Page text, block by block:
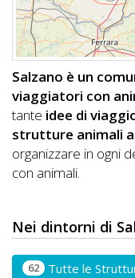
INFO
A
DOG
CHIEDI
CODICE
SCONTO
Video
Tutorial
Salzano è un
viaggiatori con
tante idee di
strutture animali
organizzare in ogni
con animali.
Nei dintorni di
62 Tutte le